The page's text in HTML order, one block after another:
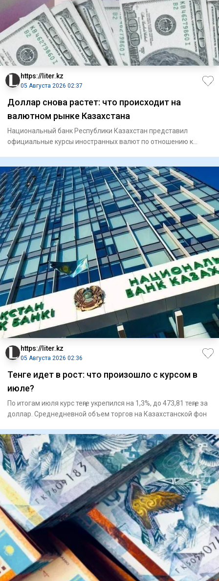
https://liter.kz
05 Августа 2026 02:37
Доллар снова растет: что происходит на
валютном рынке Казахстана
Национальный банк Республики Казахстан представил
официальные курсы иностранных валют по отношению к
https://liter.kz
05 Августа 2026 02:36
Тенге идет в рост: что произошло с курсом в
июле?
По итогам июля курс теңге укрепился на 1,3%, до 473,81 теңге за
доллар. Среднедневной объем торгов на Казахстанской фон